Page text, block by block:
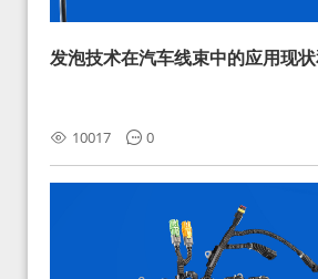
发泡技术在汽车线束中的应用现状
10017 0